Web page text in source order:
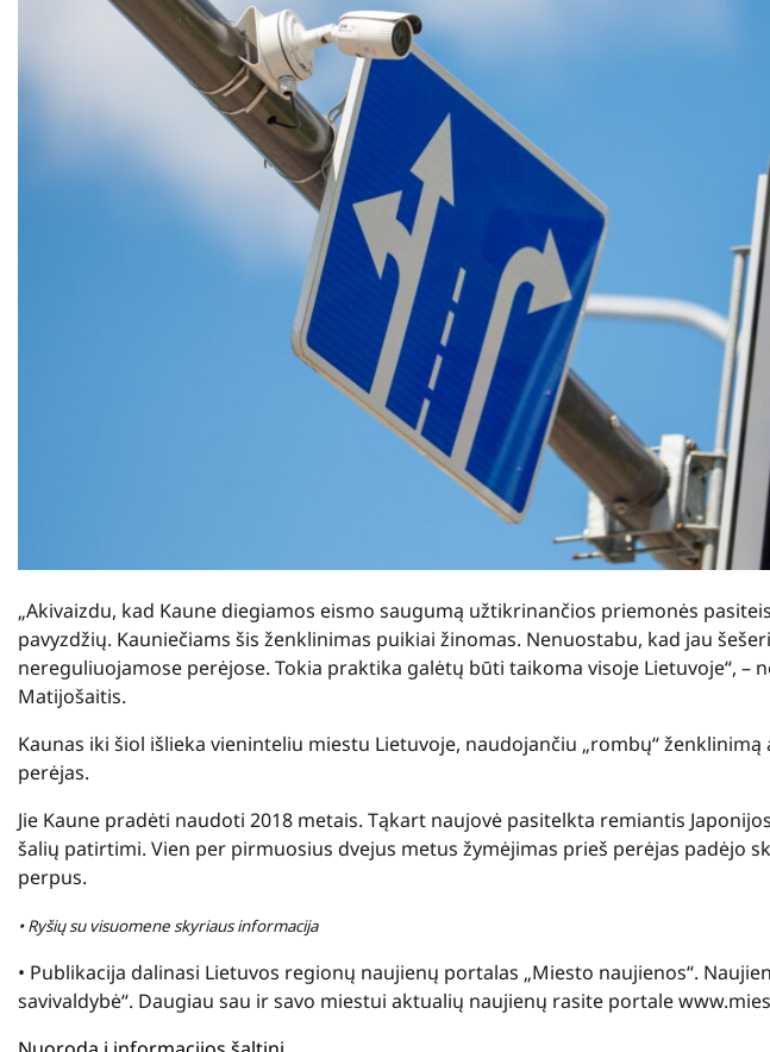
„Akivaizdu, kad Kaune diegiamos eismo saugumą užtikrinančios priemonės
pavyzdžių. Kauniečiams šis ženklinimas puikiai žinomas. Nenuostabu, kad jau
nereguliuojamose perėjose. Tokia praktika galėtų būti taikoma visoje Lietuvoje“, –
Matijošaitis.
Kaunas iki šiol išlieka vieninteliu miestu Lietuvoje, naudojančiu „rombų“
perėjas.
Jie Kaune pradėti naudoti 2018 metais. Tąkart naujovė pasitelkta remiantis
šalių patirtimi. Vien per pirmuosius dvejus metus žymėjimas prieš perėjas padėjo
perpus.
• Ryšių su visuomene skyriaus informacija
• Publikacija dalinasi Lietuvos regionų naujienų portalas „Miesto naujienos“.
savivaldybė“. Daugiau sau ir savo miestui aktualių naujienų rasite portale